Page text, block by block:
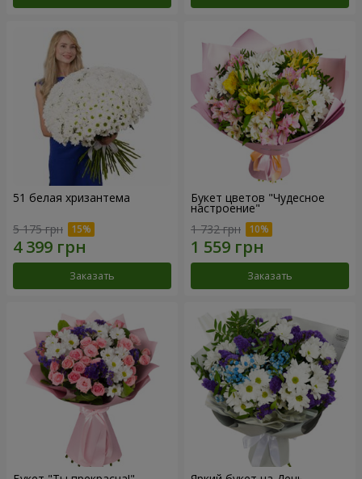
51 белая хризантема
5 175 грн
Заказать
Букет цветов "Чудесное
настроение"
1 732 грн
Заказать